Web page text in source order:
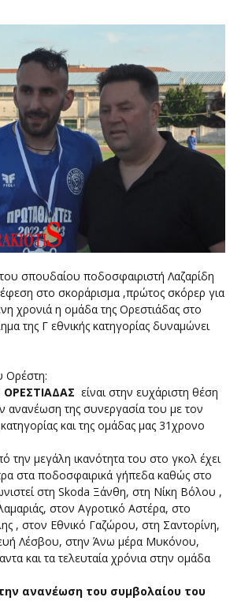
σπουδαίου ποδοσφαιριστή Λαζαρίδη
στο σκοράρισμα ,πρώτος σκόρερ για
χρονιά η ομάδα της Ορεστιάδας στο
της Γ εθνικής κατηγορίας δυναμώνει
Ορέστη:
είναι στην ευχάριστη θέση
ανανέωση της συνεργασία του με τον
και της ομάδας μας 31χρονο
την μεγάλη ικανότητα του στο γκολ έχει
στα ποδοσφαιρικά γήπεδα καθώς στο
στη Skoda Ξάνθη, στη Νίκη Βόλου ,
στον Αγροτικό Αστέρα, στο
, στον Εθνικό Γαζώρου, στη Σαντορίνη,
Λέσβου, στην Άνω μέρα Μυκόνου,
και τα τελευταία χρόνια στην ομάδα
ανανέωση του συμβολαίου του